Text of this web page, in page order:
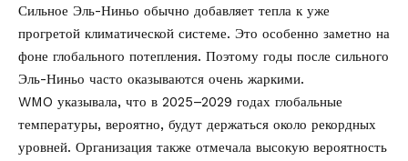
Сильное Эль-Ниньо обычно добавляет тепла к уже
прогретой климатической системе. Это особенно заметно на
фоне глобального потепления. Поэтому годы после сильного
Эль-Ниньо часто оказываются очень жаркими.
WMO указывала, что в 2025–2029 годах глобальные
температуры, вероятно, будут держаться около рекордных
уровней. Организация также отмечала высокую вероятность